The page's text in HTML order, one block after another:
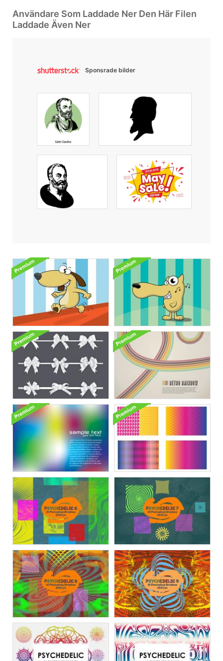
Användare Som Laddade Ner Den Här Filen
Laddade Även Ner
Sponsrade bilder